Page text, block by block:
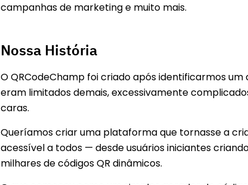
campanhas de marketing e muito mais.
Nossa História
O QRCodeChamp foi criado após identificarmos
eram limitados demais, excessivamente
caras.
Queríamos criar uma plataforma que tornasse a
acessível a todos — desde usuários iniciantes
milhares de códigos QR dinâmicos.